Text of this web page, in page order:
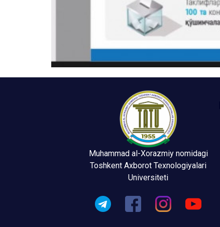
Muhammad al-Xorazmiy nomidagi
Toshkent Axborot Texnologiyalari
Universiteti